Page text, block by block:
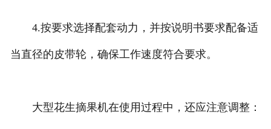
4.按要求选择配套动力，并按说明书要求配备适
当直径的皮带轮，确保工作速度符合要求。
大型花生摘果机在使用过程中，还应注意调整：